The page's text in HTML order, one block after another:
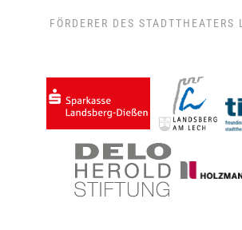
KONTAKT
Einmietung
ANMELDEN
FÖRDERER DES STADTTHEATERS